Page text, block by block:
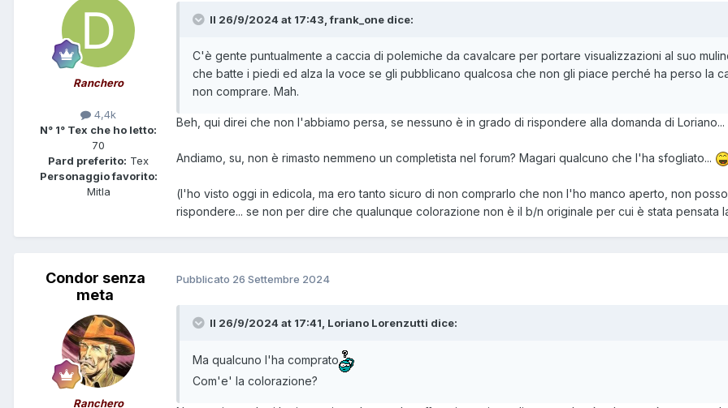
Ranchero
4,4k
N° 1° Tex che ho letto:
70
Pard preferito: Tex
Personaggio favorito:
Mitla
Il 26/9/2024 at 17:43,frank_one dice:
C'è gente puntualmente a caccia di polemiche da cavalcare per portare visualizzazioni al suo
che batte i piedi ed alza la voce se gli pubblicano qualcosa che non gli piace perché ha perso la
non comprare. Mah.
Beh, qui direi che non l'abbiamo persa, se nessuno è in grado di rispondere alla domanda di Loriano...
Andiamo, su, non è rimasto nemmeno un completista nel forum? Magari qualcuno che l'ha sfogliato...
(l'ho visto oggi in edicola, ma ero tanto sicuro di non comprarlo che non l'ho manco aperto, non posso
rispondere... se non per dire che qualunque colorazione non è il b/n originale per cui è stata pensata
Condor senza
meta
Ranchero
Pubblicato 26 Settembre 2024
Il 26/9/2024 at 17:41, Loriano Lorenzutti dice:
Ma qualcuno l'ha comprato
Com'e' la colorazione?